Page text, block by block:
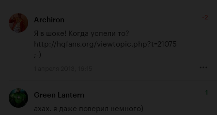
Archiron -2
http://hqfans.org/viewtopic.php?t=21075
;-)
Green Lantern 1
ахах. я даже поверил немного)